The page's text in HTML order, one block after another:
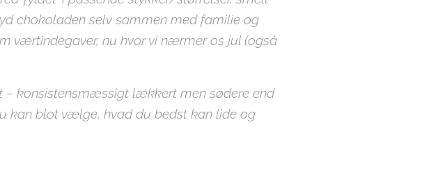
chokoladen selv sammen med familie og
værtindegaver, nu hvor vi nærmer os jul (også
konsistensmæssigt lækkert men sødere end
kan blot vælge, hvad du bedst kan lide og